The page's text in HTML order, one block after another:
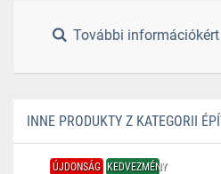
További
INNE PRODUKTY Z KATEGORII
ÚJDONSÁG KEDVEZMÉNY